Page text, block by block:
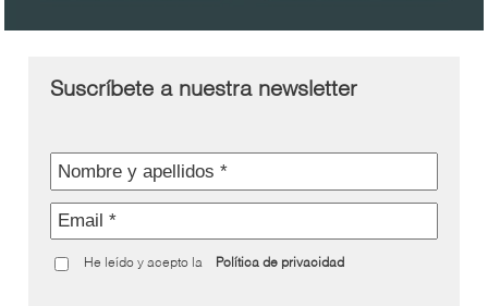
Suscríbete a nuestra newsletter
He leído y acepto la Política de privacidad